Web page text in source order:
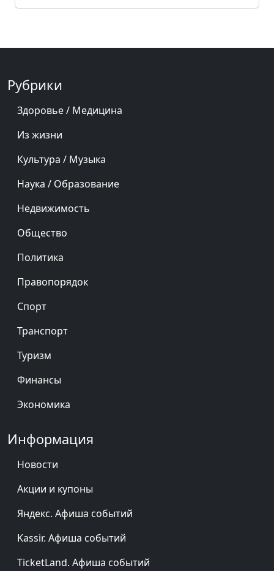
Рубрики
Здоровье / Медицина
Из жизни
Культура / Музыка
Наука / Образование
Недвижимость
Общество
Политика
Правопорядок
Спорт
Транспорт
Туризм
Финансы
Экономика
Информация
Новости
Акции и купоны
Яндекс. Афиша событий
Kassir. Афиша событий
TicketLand. Афиша событий